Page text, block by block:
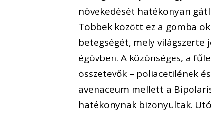
növekedését hatékonyan
Többek között ez a gomba
betegségét, mely világszerte
égövben. A közönséges, a
összetevők – poliacetilének
avenaceum mellett a
hatékonynak bizonyultak.